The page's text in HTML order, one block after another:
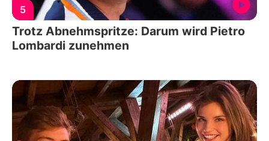
5
Trotz Abnehmspritze: Darum wird Pietro
Lombardi zunehmen